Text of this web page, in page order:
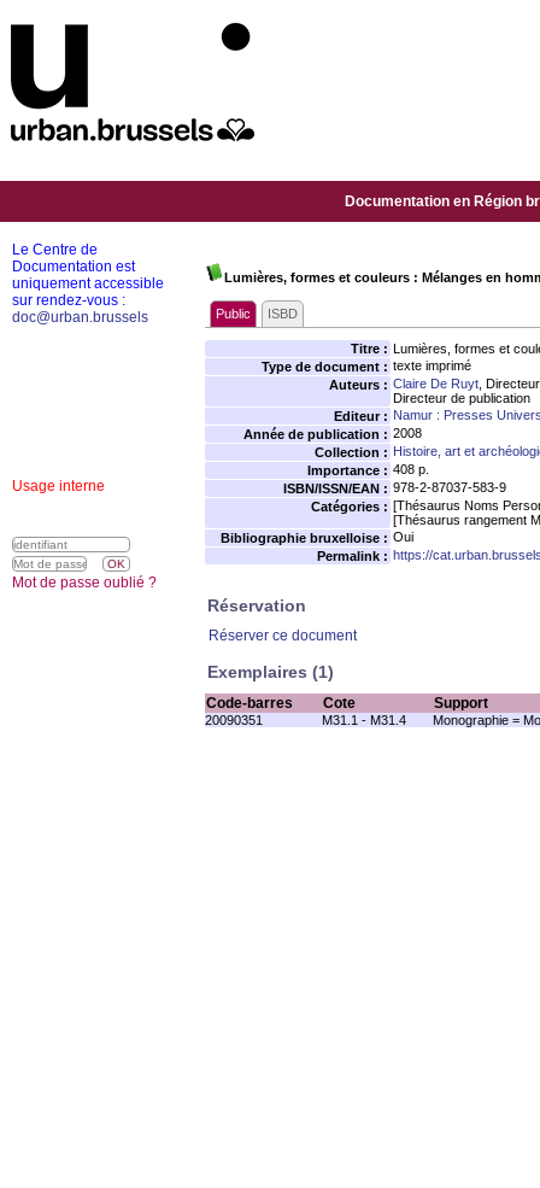
Documentation en Région
Lumières, formes et couleurs : Mélanges en
Public ISBD
Titre : Lumières, formes et
Type de document : texte imprimé
Auteurs : Claire De Ruyt ,
Directeur de publication
Editeur : Namur : Presses
Année de publication : 2008
Collection : Histoire, art et
Importance : 408 p.
ISBN/ISSN/EAN : 978-2-87037-583-9
Catégories : [Thésaurus Noms
[Thésaurus rangement
Bibliographie bruxelloise : Oui
Permalink : https://
Réservation
Réserver ce document
Exemplaires (1)
Code-barres Cote Support
20090351 M31.1 - M31.4 Monographie =
Le Centre de
Documentation est
uniquement accessible
sur rendez-vous :
doc@urban.brussels
Usage interne
Mot de passe oublié ?